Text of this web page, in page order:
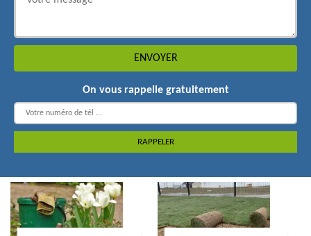
On vous rappelle gratuitement